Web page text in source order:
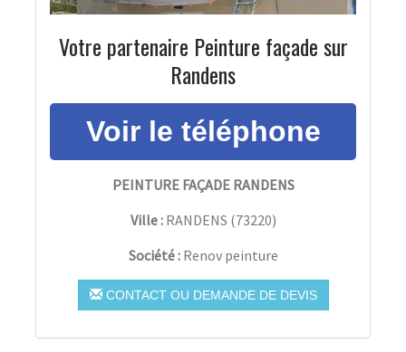
Votre partenaire Peinture façade sur
Randens
PEINTURE FAÇADE RANDENS
Ville : RANDENS (73220)
Société : Renov peinture
CONTACT OU DEMANDE DE DEVIS